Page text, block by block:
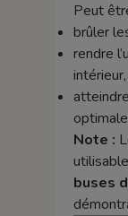
Peut
brûler
rendre
intérieur,
Note :
buses